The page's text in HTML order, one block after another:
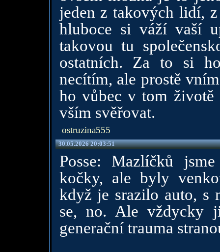
jeden z takových lidí,
hluboce si váží vaší
takovou tu
ostatních. Za to si
necítím, ale prostě
ho vůbec v tom životě
vším svěřovat.
ostruzina555
30.05.2026 20:03:51
Posse: Mazlíčků
kočky, ale byly
když je srazilo auto, s
se, no. Ale vždycky
generační trauma